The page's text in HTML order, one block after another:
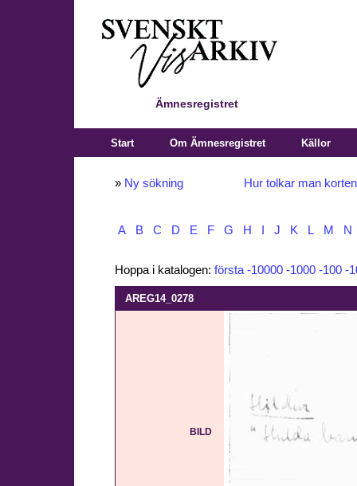
Ämnesregistret
Start Om Ämnesregistret Källor
» Ny sökning Hur tolkar man
A B C D E F G H J K L M N
Hoppa i katalogen: första -10000 -1000 -100 -
AREG14_0278
BILD